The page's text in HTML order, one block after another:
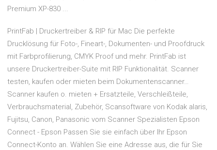
Premium XP-830 ...
PrintFab | Druckertreiber & RIP für Mac Die perfekte
Drucklösung für Foto-, Fineart-, Dokumenten- und Proofdruck
mit Farbprofilierung, CMYK Proof und mehr. PrintFab ist
unsere Druckertreiber-Suite mit RIP Funktionalität. Scanner
testen, kaufen oder mieten beim Dokumentenscanner…
Scanner kaufen o. mieten + Ersatzteile, Verschleißteile,
Verbrauchsmaterial, Zubehör, Scansoftware von Kodak alaris,
Fujitsu, Canon, Panasonic vom Scanner Spezialisten Epson
Connect - Epson Passen Sie sie einfach über Ihr Epson
Connect-Konto an. Wählen Sie eine Adresse aus, die für Sie